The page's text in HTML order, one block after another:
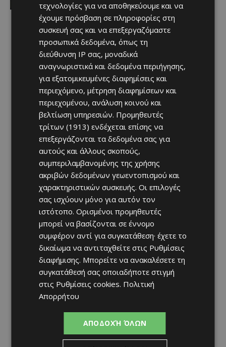
τεχνολογίες για να αποθηκεύουμε και να
έχουμε πρόσβαση σε πληροφορίες στη
συσκευή σας και να επεξεργαζόμαστε
προσωπικά δεδομένα, όπως τη
διεύθυνση IP σας, μοναδικά
αναγνωριστικά και δεδομένα περιήγησης,
για εξατομικευμένες διαφημίσεις και
περιεχόμενο, μέτρηση διαφημίσεων και
περιεχομένου, ανάλυση κοινού και
βελτίωση υπηρεσιών. Προμηθευτές
τρίτων (1913) ενδέχεται επίσης να
επεξεργάζονται τα δεδομένα σας για
αυτούς και άλλους σκοπούς,
συμπεριλαμβανομένης της χρήσης
ακριβών δεδομένων γεωεντοπισμού και
χαρακτηριστικών συσκευής. Οι επιλογές
σας ισχύουν μόνο για αυτόν τον
ιστότοπο. Ορισμένοι προμηθευτές
μπορεί να βασίζονται σε έννομο
συμφέρον αντί για συγκατάθεση· έχετε το
δικαίωμα να αντιταχθείτε στις Ρυθμίσεις
διαφήμισης. Μπορείτε να ανακαλέσετε τη
συγκατάθεσή σας οποιαδήποτε στιγμή
στις Ρυθμίσεις cookies. Πολιτική
Απορρήτου
ΑΠΟΔΟΧΉ ΌΛΩΝ